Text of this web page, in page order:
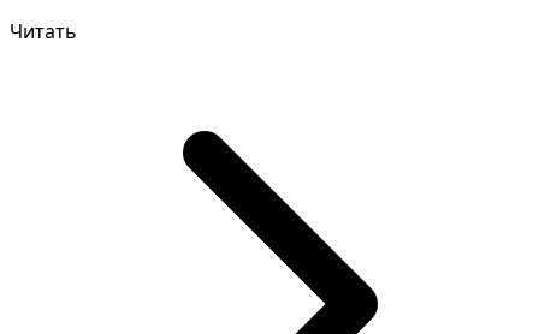
Читать